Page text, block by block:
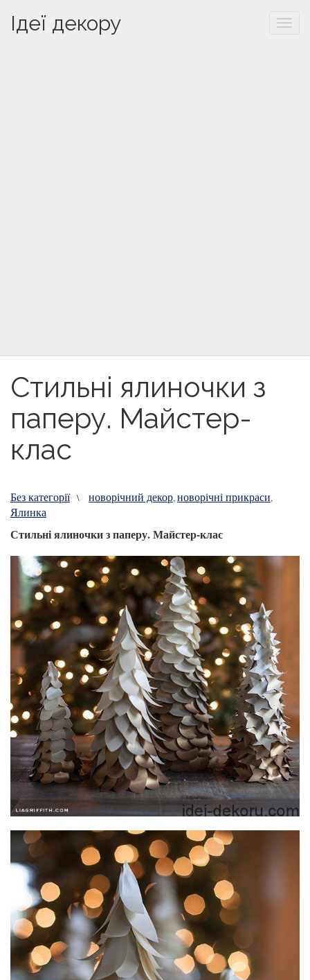
Ідеї декору
Стильні ялиночки з
паперу. Майстер-
клас
Без категорії \ новорічний декор,новорічні прикраси,
Ялинка
Стильні ялиночки з паперу. Майстер-клас